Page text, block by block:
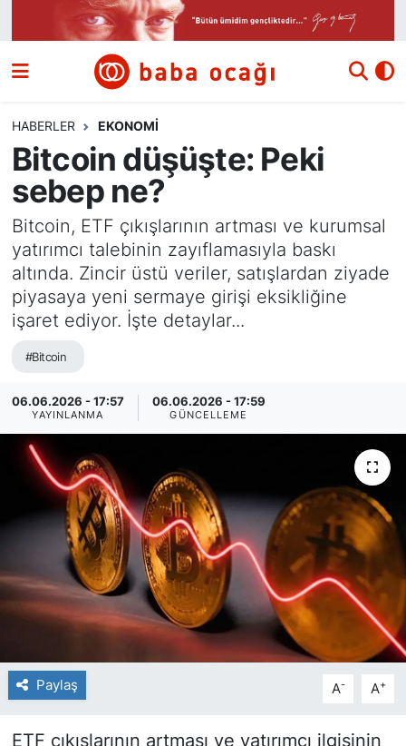
HABERLER EKONOMI
Bitcoin düşüşte: Peki
sebep ne?
Bitcoin, ETF çıkışlarının artması ve kurumsal
yatırımcı talebinin zayıflamasıyla baskı
altında. Zincir üstü veriler, satışlardan ziyade
piyasaya yeni sermaye girişi eksikliğine
işaret ediyor. İşte detaylar...
#Bitcoin
06.06.2026 - 17:57
YAYINLANMA
06.06.2026 - 17:59
GÜNCELLEME
Paylaş A- A+
ETF çıkışlarının artması ve yatırımcı ilgisinin
Siyaset
Ekonomi
Dünya
Kültür ve Sanat
Eğitim
Yazı Dizisi
Nöbetçi Eczaneler
Namaz Vakitleri
Trafik Durumu
Süper Lig Puan Durumu ve Fikstür
Tüm Manşetler
Haber Arşivi